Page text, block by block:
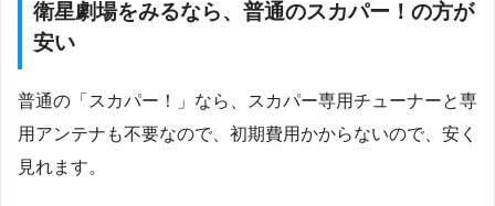
衛星劇場をみるなら、普通のスカパー！の方が
安い
普通の「スカパー！」なら、スカパー専用チューナーと専
用アンテナも不要なので、初期費用かからないので、安く
見れます。